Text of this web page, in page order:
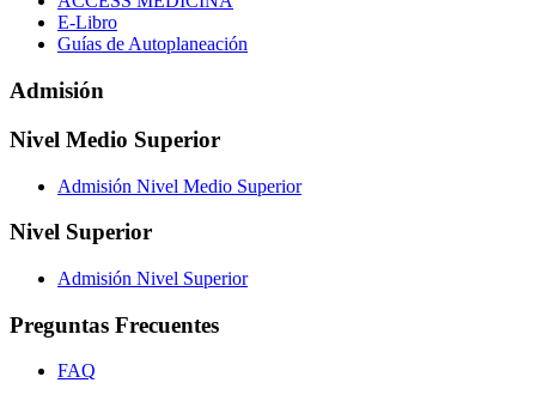
E-Libro
Guías de Autoplaneación
Admisión
Nivel Medio Superior
Admisión Nivel Medio Superior
Nivel Superior
Admisión Nivel Superior
Preguntas Frecuentes
FAQ